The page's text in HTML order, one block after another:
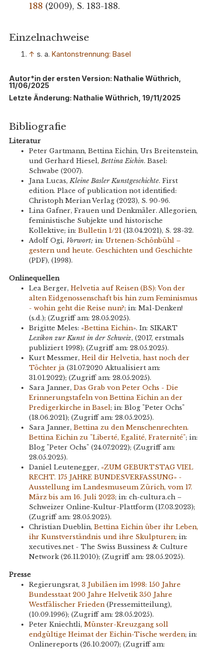
188 (2009), S. 183-188.
Einzelnachweise
↑ s. a. Kantonstrennung: Basel
Autor*in der ersten Version: Nathalie Wüthrich,
11/06/2025
Letzte Änderung: Nathalie Wüthrich, 19/11/2025
Bibliografie
Literatur
Peter Gartmann, Bettina Eichin, Urs Breitenstein,
und Gerhard Hiesel, Bettina Eichin. Basel:
Schwabe (2007).
Jana Lucas, Kleine Basler Kunstgeschichte. First
edition. Place of publication not identified:
Christoph Merian Verlag (2023), S. 90-96.
Lina Gafner, Frauen und Denkmäler. Allegorien,
feministische Subjekte und historische
Kollektive; in: Bulletin 1/21 (13.04.2021), S. 28-32.
Adolf Ogi, Vorwort; in: Urtenen-Schönbühl –
gestern und heute. Geschichten und Geschichte
(PDF), (1998).
Onlinequellen
Lea Berger, Helvetia auf Reisen (BS): Von der
alten Eidgenossenschaft bis hin zum Feminismus
- wohin geht die Reise nun?; in: Mal-Denken!
(s.d.); (Zugriff am: 28.05.2025).
Brigitte Meles: «Bettina Eichin». In: SIKART
Lexikon zur Kunst in der Schweiz, (2017, erstmals
publiziert 1998); (Zugriff am: 28.05.2025).
Kurt Messmer, Heil dir Helvetia, hast noch der
Töchter ja (31.07.2020 Aktualisiert am:
31.01.2022); (Zugriff am: 28.05.2025).
Sara Janner, Das Grab von Peter Ochs - Die
Erinnerungstafeln von Bettina Eichin an der
Predigerkirche in Basel; in: Blog "Peter Ochs"
(18.06.2021); (Zugriff am: 28.05.2025).
Sara Janner, Bettina zu den Menschenrechten.
Bettina Eichin zu "Liberté, Egalité, Fraternité"; in:
Blog "Peter Ochs" (24.07.2022); (Zugriff am:
28.05.2025).
Daniel Leutenegger, «ZUM GEBURTSTAG VIEL
RECHT. 175 JAHRE BUNDESVERFASSUNG» -
Ausstellung im Landesmuseum Zürich, vom 17.
März bis am 16. Juli 2023; in: ch-cultura.ch –
Schweizer Online-Kultur-Plattform (17.03.2023);
(Zugriff am: 28.05.2025).
Christian Dueblin, Bettina Eichin über ihr Leben,
ihr Kunstverständnis und ihre Skulpturen; in:
xecutives.net - The Swiss Bussiness & Culture
Network (26.11.2010); (Zugriff am: 28.05.2025).
Presse
Regierungsrat, 3 Jubiläen im 1998: 150 Jahre
Bundesstaat 200 Jahre Helvetik 350 Jahre
Westfälischer Frieden(Pressemitteilung),
(10.09.1996); (Zugriff am: 28.05.2025).
Peter Kniechtli, Münster-Kreuzgang soll
endgültige Heimat der Eichin-Tische werden; in:
Onlinereports (26.10.2007); (Zugriff am: